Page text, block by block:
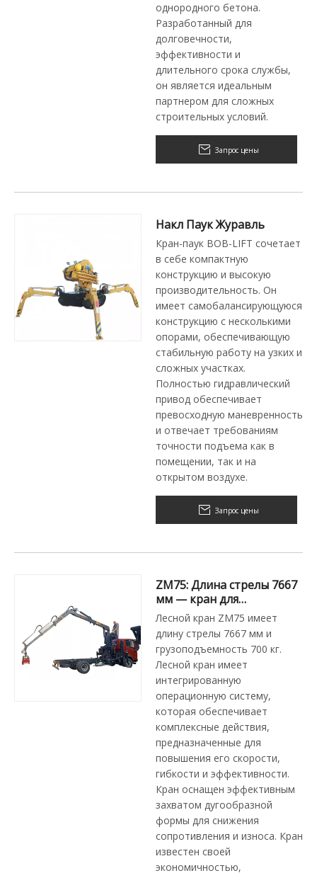
однородного бетона.
Разработанный для
долговечности,
эффективности и
длительного срока службы,
он является идеальным
партнером для сложных
строительных условий.
Запрос цены
Накл Паук Журавль
Кран-паук BOB-LIFT сочетает
в себе компактную
конструкцию и высокую
производительность. Он
имеет самобалансирующуюся
конструкцию с несколькими
опорами, обеспечивающую
стабильную работу на узких и
сложных участках.
Полностью гидравлический
привод обеспечивает
превосходную маневренность
и отвечает требованиям
точности подъема как в
помещении, так и на
открытом воздухе.
Запрос цены
ZM75: Длина стрелы 7667
мм — кран для
лесозаготовок
Лесной кран ZM75 имеет
длину стрелы 7667 мм и
грузоподъемность 700 кг.
Лесной кран имеет
интегрированную
операционную систему,
которая обеспечивает
комплексные действия,
предназначенные для
повышения его скорости,
гибкости и эффективности.
Кран оснащен эффективным
захватом дугообразной
формы для снижения
сопротивления и износа. Кран
известен своей
экономичностью,